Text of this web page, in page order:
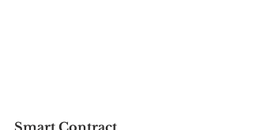
Smart Contract